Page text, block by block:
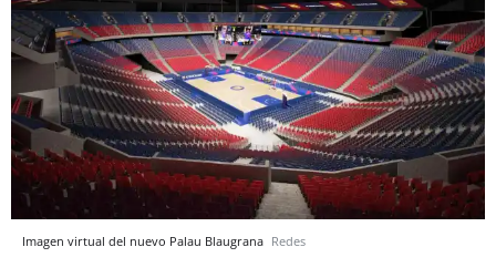
Imagen virtual del nuevo Palau Blaugrana Redes